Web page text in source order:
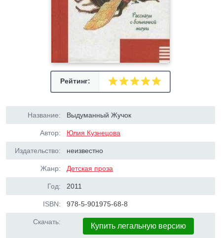
Рейтинг:
Название: Выдуманный Жучок
Автор: Юлия Кузнецова
Издательство: неизвестно
Жанр: Детская проза
Год: 2011
ISBN: 978-5-901975-68-8
Скачать: Купить легальную версию